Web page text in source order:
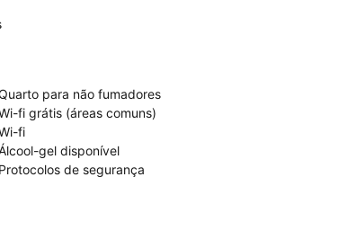
para não fumadores
fi grátis (áreas comuns)
fi
gel disponível
Protocolos de segurança